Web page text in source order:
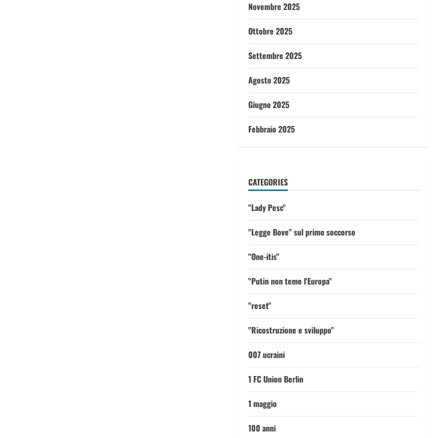
Novembre 2025
Ottobre 2025
Settembre 2025
Agosto 2025
Giugno 2025
Febbraio 2025
CATEGORIES
"Lady Pesc"
"Legge Bove" sul primo soccorso
"One-itis"
"Putin non teme l'Europa"
"reset"
"Ricostruzione e sviluppo"
007 ucraini
1 FC Union Berlin
1 maggio
100 anni